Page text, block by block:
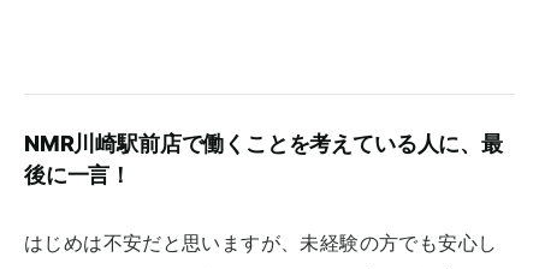
NMR川崎駅前店で働くことを考えている人に、最
後に一言！
はじめは不安だと思いますが、未経験の方でも安心し